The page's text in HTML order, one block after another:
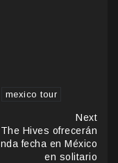
mexico tour
Next
The Hives ofrecerán
fecha en México
en solitario